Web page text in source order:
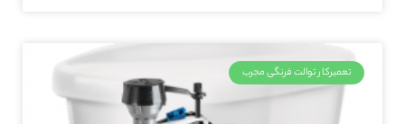
تعمیرکار توالت فرنگی مجرب